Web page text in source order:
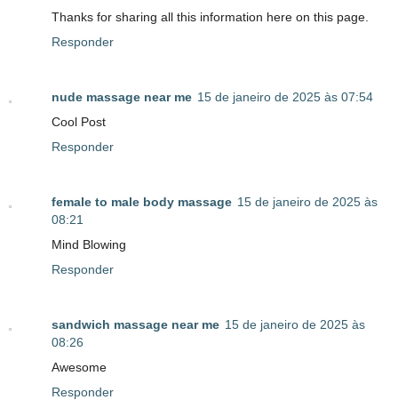
Thanks for sharing all this information here on this page.
Responder
nude massage near me 15 de janeiro de 2025 às 07:54
Cool Post
Responder
female to male body massage 15 de janeiro de 2025 às
08:21
Mind Blowing
Responder
sandwich massage near me 15 de janeiro de 2025 às
08:26
Awesome
Responder